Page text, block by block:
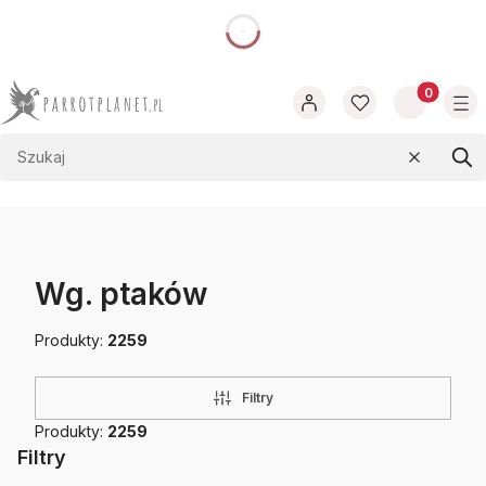
Produkty
Wyczyść
Wg. ptaków
Produkty: 2259
Filtry
Produkty: 2259
Filtry